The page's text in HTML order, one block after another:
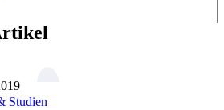
Studien